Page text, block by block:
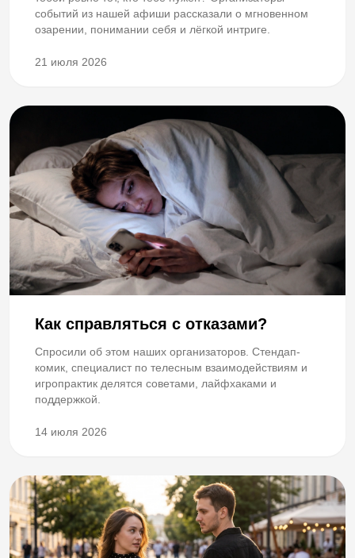
событий из нашей афиши рассказали о мгновенном
озарении, понимании себя и лёгкой интриге.
21 июля 2026
Как справляться с отказами?
Спросили об этом наших организаторов. Стендап-
комик, специалист по телесным взаимодействиям и
игропрактик делятся советами, лайфхаками и
поддержкой.
14 июля 2026